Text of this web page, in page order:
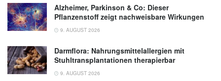
Alzheimer, Parkinson & Co: Dieser
Pflanzenstoff zeigt nachweisbare Wirkungen
9. AUGUST 2026
Darmflora: Nahrungsmittelallergien mit
Stuhltransplantationen therapierbar
9. AUGUST 2026